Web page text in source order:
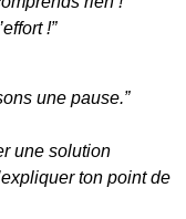
!”
une pause.”
une solution
ton point de